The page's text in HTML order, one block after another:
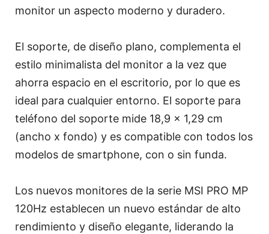
monitor un aspecto moderno y duradero.
El soporte, de diseño plano, complementa el
estilo minimalista del monitor a la vez que
ahorra espacio en el escritorio, por lo que es
ideal para cualquier entorno. El soporte para
teléfono del soporte mide 18,9 x 1,29 cm
(ancho x fondo) y es compatible con todos los
modelos de smartphone, con o sin funda.
Los nuevos monitores de la serie MSI PRO MP
120Hz establecen un nuevo estándar de alto
rendimiento y diseño elegante, liderando la